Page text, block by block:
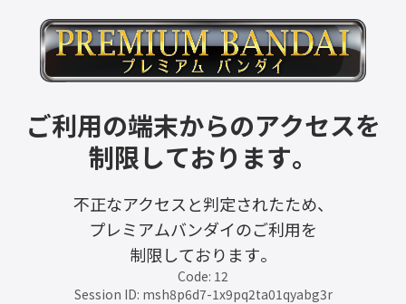
ご利用の端末からのアクセスを
制限しております。
不正なアクセスと判定されたため、
プレミアムバンダイのご利用を
制限しております。
Code: 12
Session ID: msh8p6d7-1x9pq2ta01qyabg3r